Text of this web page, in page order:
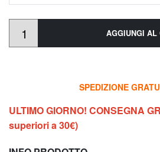
AGGIUNGI AL
SPEDIZIONE
ULTIMO GIORNO! CONSEGNA
superiori a 30€)